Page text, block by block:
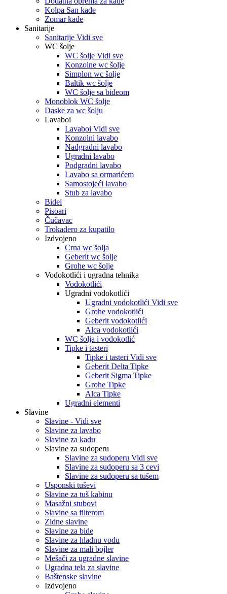
Kolpa San kade
Zomar kade
Sanitarije
Sanitarije Vidi sve
WC šolje
WC šolje Vidi sve
Konzolne wc šolje
Simplon wc šolje
Baltik wc šolje
WC šolje sa bideom
Monoblok WC šolje
Daske za wc šolju
Lavaboi
Lavaboi Vidi sve
Konzolni lavabo
Nadgradni lavabo
Ugradni lavabo
Podgradni lavabo
Lavabo sa ormarićem
Samostojeći lavabo
Stub za lavabo
Bidei
Pisoari
Čučavac
Trokadero za kupatilo
Izdvojeno
Crna wc šolja
Geberit wc šolje
Grohe wc šolje
Vodokotlići i ugradna tehnika
Vodokotlići
Ugradni vodokotlići
Ugradni vodokotlići Vidi sve
Grohe vodokotlići
Geberit vodokotlići
Alca vodokotlići
WC šolja i vodokotlić
Tipke i tasteri
Tipke i tasteri Vidi sve
Geberit Delta Tipke
Geberit Sigma Tipke
Grohe Tipke
Alca Tipke
Ugradni elementi
Slavine
Slavine - Vidi sve
Slavine za lavabo
Slavine za kadu
Slavine za sudoperu
Slavine za sudoperu Vidi sve
Slavine za sudoperu sa 3 cevi
Slavine za sudoperu sa tušem
Usponski tuševi
Slavine za tuš kabinu
Masažni stubovi
Slavine sa filterom
Zidne slavine
Slavine za bide
Slavine za hladnu vodu
Slavine za mali bojler
Mešači za ugradne slavine
Ugradna tela za slavine
Baštenske slavine
Izdvojeno